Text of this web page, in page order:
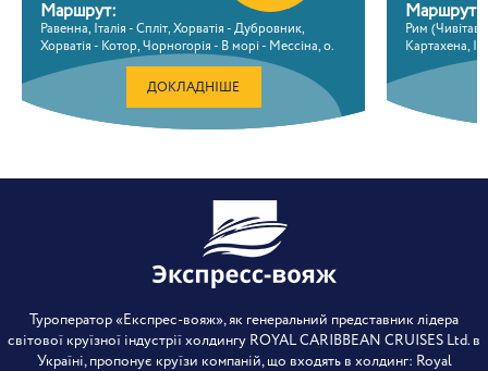
Маршрут:
Равенна, Італія - Спліт, Хорватія - Дубровник,
Хорватія - Котор, Чорногорія - В морі - Мессіна, о.
Сицилія, Італія - Амальфі, Італія - В морі - Портофіно,
Італія - Ла Спеціа, Італія - Рим (Чивітавекк’я), Італія
ДОКЛАДНІШЕ
Маршрут:
Рим
Картахена,
Марокко - В
морі - В морі
Туроператор «Експрес-вояж», як генеральний представник лідера
світової круїзної індустрії холдингу ROYAL CARIBBEAN CRUISES Ltd. в
Україні, пропонує круїзи компаній, що входять в холдинг: Royal